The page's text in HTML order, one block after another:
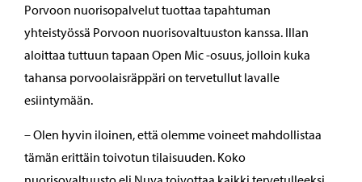
Porvoon nuorisopalvelut tuottaa tapahtuman
yhteistyössä Porvoon nuorisovaltuuston kanssa. Illan
aloittaa tuttuun tapaan Open Mic -osuus, jolloin kuka
tahansa porvoolaisräppäri on tervetullut lavalle
esiintymään.
– Olen hyvin iloinen, että olemme voineet mahdollistaa
tämän erittäin toivotun tilaisuuden. Koko